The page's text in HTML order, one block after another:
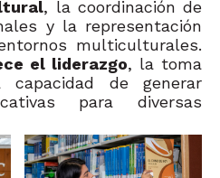
, la coordinación de
y la representación
multiculturales.
el liderazgo, la toma
de generar
para diversas